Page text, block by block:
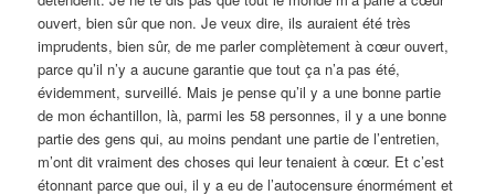
ouvert, bien sûr que non. Je veux dire, ils auraient été très
imprudents, bien sûr, de me parler complètement à cœur ouvert,
parce qu’il n’y a aucune garantie que tout ça n’a pas été,
évidemment, surveillé. Mais je pense qu’il y a une bonne partie
de mon échantillon, là, parmi les 58 personnes, il y a une bonne
partie des gens qui, au moins pendant une partie de l’entretien,
m’ont dit vraiment des choses qui leur tenaient à cœur. Et c’est
étonnant parce que oui, il y a eu de l’autocensure énormément et